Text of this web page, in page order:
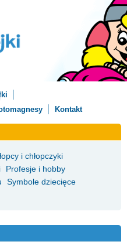
Kontakt
i chłopczyki
Profesje i hobby
Symbole dziecięce